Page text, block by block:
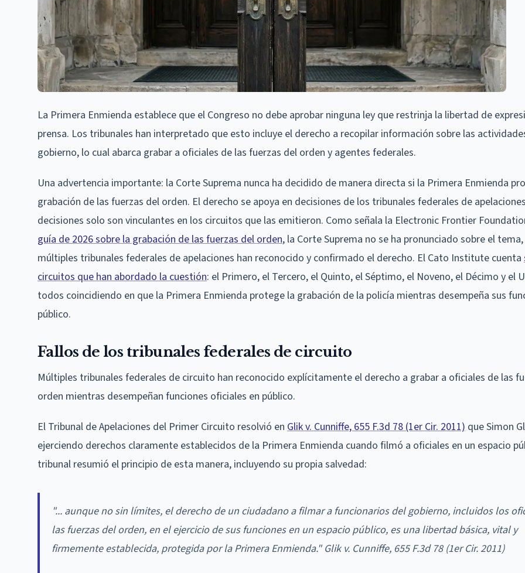
La Primera Enmienda establece que el Congreso no debe aprobar ninguna ley que restrinja la libertad de
prensa. Los tribunales han interpretado que esto incluye el derecho a recopilar información sobre las
gobierno, lo cual abarca grabar a oficiales de las fuerzas del orden y agentes federales.
Una advertencia importante: la Corte Suprema nunca ha decidido de manera directa si la Primera Enmienda
grabación de las fuerzas del orden. El derecho se apoya en decisiones de los tribunales federales de
decisiones solo son vinculantes en los circuitos que las emitieron. Como señala la Electronic Frontier
guía de 2026 sobre la grabación de las fuerzas del orden, la Corte Suprema no se ha pronunciado sobre el
múltiples tribunales federales de apelaciones han reconocido y confirmado el derecho. El Cato Institute cuenta
circuitos que han abordado la cuestión: el Primero, el Tercero, el Quinto, el Séptimo, el Noveno, el Décimo y el
todos coincidiendo en que la Primera Enmienda protege la grabación de la policía mientras desempeña sus
público.
Fallos de los tribunales federales de circuito
Múltiples tribunales federales de circuito han reconocido explícitamente el derecho a grabar a oficiales de las
orden mientras desempeñan funciones oficiales en público.
El Tribunal de Apelaciones del Primer Circuito resolvió en Glik v. Cunniffe, 655 F.3d 78 (1er Cir. 2011) que Simon
ejerciendo derechos claramente establecidos de la Primera Enmienda cuando filmó a oficiales en un espacio
tribunal resumió el principio de esta manera, incluyendo su propia salvedad:
"... aunque no sin límites, el derecho de un ciudadano a filmar a funcionarios del gobierno, incluidos los
las fuerzas del orden, en el ejercicio de sus funciones en un espacio público, es una libertad básica, vital y
firmemente establecida, protegida por la Primera Enmienda." Glik v. Cunniffe, 655 F.3d 78 (1er Cir. 2011)